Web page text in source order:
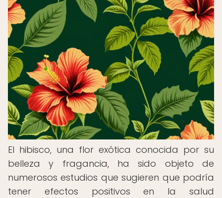
El hibisco, una flor exótica conocida por su
belleza y fragancia, ha sido objeto de
numerosos estudios que sugieren que podría
tener efectos positivos en la salud